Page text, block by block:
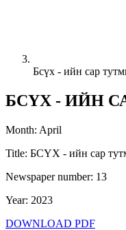
Бсүх - ийн сар
БСҮХ - ИЙН
Month: April
Title: БСҮХ - ийн сар
Newspaper number: 13
Year: 2023
DOWNLOAD PDF